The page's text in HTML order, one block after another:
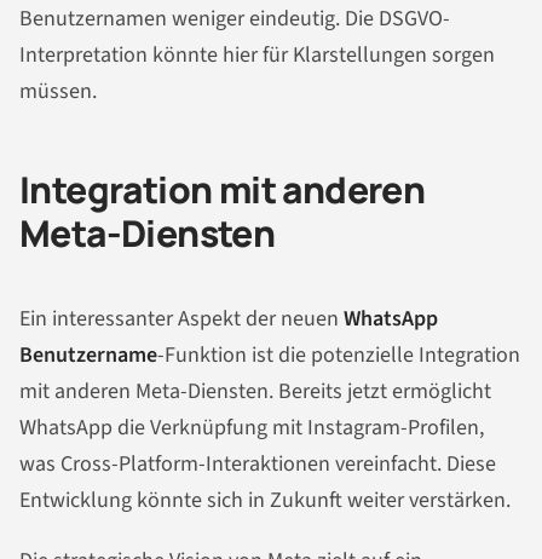
Benutzernamen weniger eindeutig. Die DSGVO-
Interpretation könnte hier für Klarstellungen sorgen
müssen.
Integration mit anderen
Meta-Diensten
Ein interessanter Aspekt der neuen WhatsApp
Benutzername-Funktion ist die potenzielle Integration
mit anderen Meta-Diensten. Bereits jetzt ermöglicht
WhatsApp die Verknüpfung mit Instagram-Profilen,
was Cross-Platform-Interaktionen vereinfacht. Diese
Entwicklung könnte sich in Zukunft weiter verstärken.